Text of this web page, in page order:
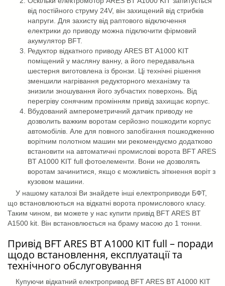
від постійного струму 24V, він захищений від стрибків
напруги. Для захисту від раптового відключення
електрики до приводу можна підключити фірмовий
акумулятор BFT.
Редуктор відкатного приводу ARES BT A1000 KIT
поміщений у масляну ванну, а його передавальна
шестерня виготовлена ​​із бронзи. Ці технічні рішення
зменшили нагрівання редукторного механізму та
знизили зношування його зубчастих поверхонь. Від
перегріву сонячним промінням привід захищає корпус.
Вбудований амперометричний датчик приводу не
дозволить важким воротам серйозно пошкодити корпус
автомобілів. Але для повного запобігання пошкодженню
ворітним полотном машин ми рекомендуємо додатково
встановити на автоматичні промислові ворота BFT ARES
BT A1000 KIT full фотоелементи. Вони не дозволять
воротам зачинитися, якщо є можливість зіткнення воріт з
кузовом машини.
У нашому каталозі Ви знайдете інші електроприводи БФТ,
що встановлюються на відкатні ворота промислового класу.
Таким чином, ви можете у нас купити привід BFT ARES BT
A1500 kit. Він встановлюється на браму масою до 1 тонни.
Привід BFT ARES BT A1000 KIT full – поради
щодо встановлення, експлуатації та
технічного обслуговування
Купуючи відкатний електропривод BFT ARES BT A1000 KIT